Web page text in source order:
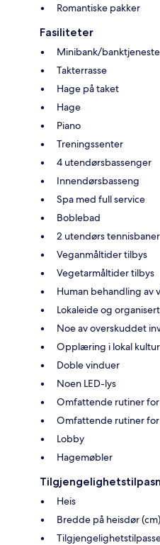
Romantiske pakker
Fasiliteter
Minibank/
Takterrasse
Hage på taket
Hage
Piano
Treningssenter
4 utendørsbassenger
Innendørsbasseng
Spa med full service
Boblebad
2 utendørs tennisbaner
Veganmåltider tilbys
Vegetarmåltider tilbys
Human behandling av
Lokaleide og
Noe av overskuddet
Opplæring i lokal
Doble vinduer
Noen LED-lys
Omfattende rutiner
Omfattende rutiner
Lobby
Hagemøbler
Heis
Bredde på heisdør